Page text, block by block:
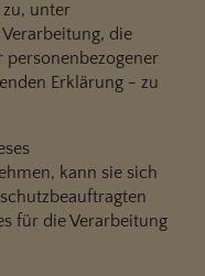
zu, unter
die
Erklärung - zu
kann sie sich
für die Verarbeitung